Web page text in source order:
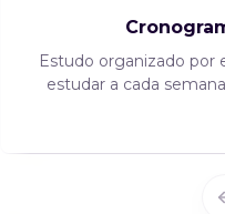
Estudo organizado por
estudar a cada